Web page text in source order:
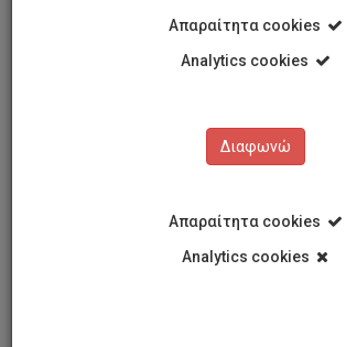
Σπύρος Παπαβασιλείου
Σπύρος
Απαραίτητα cookies
Analytics cookies
Διαφωνώ
Απαραίτητα cookies
Analytics cookies